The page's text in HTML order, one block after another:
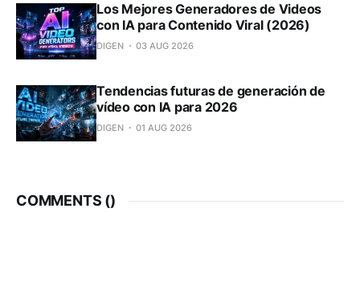
Los Mejores Generadores de Videos
con IA para Contenido Viral (2026)
DIGEN 03 AUG 2026
Tendencias futuras de generación de
vídeo con IA para 2026
DIGEN 01 AUG 2026
COMMENTS ()